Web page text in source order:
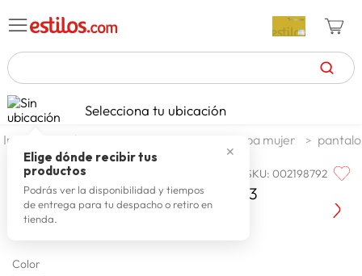
TÉRMINOS MÁS BUSCADOS
1. celulares
2. zapatillas mujer
3. zapatillas hombre
4. moda
6.
Selecciona tu ubicación
✕
Elige dónde recibir tus
productos
Podrás ver la disponibilidad y tiempos
de entrega para tu despacho o retiro en
tienda.
moda y accesorios ropa mujer
KANSAS SKU:002198792
Jean Tobillero Mujer Kansas K4253
Color